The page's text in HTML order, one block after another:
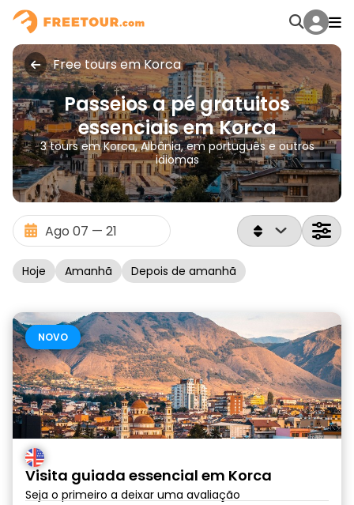
Free tours em Korca
Passeios a pé gratuitos
essenciais em Korca
3 tours em Korca, Albânia, em português e outros
idiomas
Hoje Amanhã Depois de amanhã
NOVO
Visita guiada essencial em Korca
Seja o primeiro a deixar uma avaliação